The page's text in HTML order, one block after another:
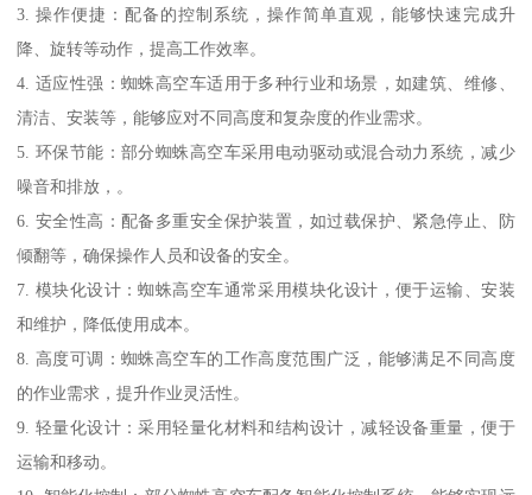
3. 操作便捷：配备的控制系统，操作简单直观，能够快速完成升
降、旋转等动作，提高工作效率。
4. 适应性强：蜘蛛高空车适用于多种行业和场景，如建筑、维修、
清洁、安装等，能够应对不同高度和复杂度的作业需求。
5. 环保节能：部分蜘蛛高空车采用电动驱动或混合动力系统，减少
噪音和排放，。
6. 安全性高：配备多重安全保护装置，如过载保护、紧急停止、防
倾翻等，确保操作人员和设备的安全。
7. 模块化设计：蜘蛛高空车通常采用模块化设计，便于运输、安装
和维护，降低使用成本。
8. 高度可调：蜘蛛高空车的工作高度范围广泛，能够满足不同高度
的作业需求，提升作业灵活性。
9. 轻量化设计：采用轻量化材料和结构设计，减轻设备重量，便于
运输和移动。